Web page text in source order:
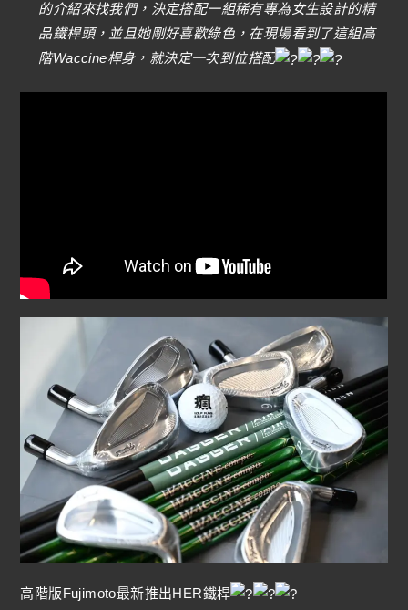
的介紹來找我們，決定搭配一組稀有專為女生設計的精
品鐵桿頭，並且她剛好喜歡綠色，在現場看到了這組高
階Waccine桿身，就決定一次到位搭配
高階版Fujimoto最新推出HER鐵桿